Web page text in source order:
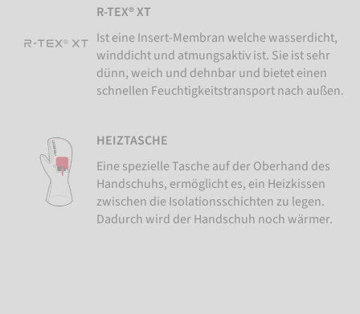
R-TEX® XT
Ist eine Insert-Membran welche wasserdicht,
winddicht und atmungsaktiv ist. Sie ist sehr
dünn, weich und dehnbar und bietet einen
schnellen Feuchtigkeitstransport nach außen.
HEIZTASCHE
Eine spezielle Tasche auf der Oberhand des
Handschuhs, ermöglicht es, ein Heizkissen
zwischen die Isolationsschichten zu legen.
Dadurch wird der Handschuh noch wärmer.